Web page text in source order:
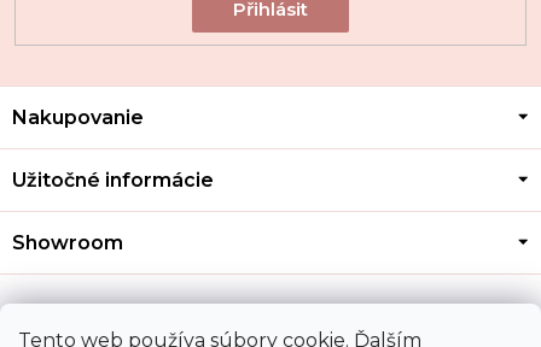
Tento web používa súbory cookie. Ďalším
Z
p
t
Nakupovanie
Užitočné informácie
Showroom
Kontakt